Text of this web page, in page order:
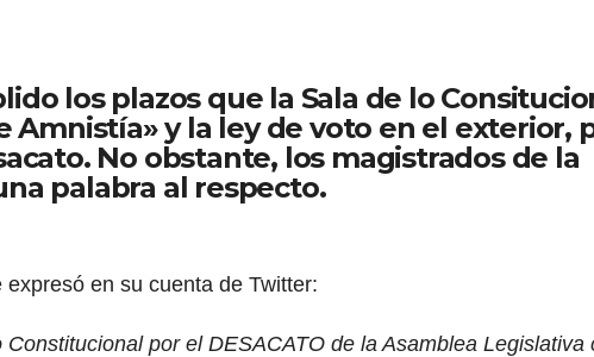
los plazos que la Sala de lo
Amnistía» y la ley de voto en el exterior,
No obstante, los magistrados de la
palabra al respecto.
en su cuenta de Twitter:
por el DESACATO de la Asamblea Legislativa